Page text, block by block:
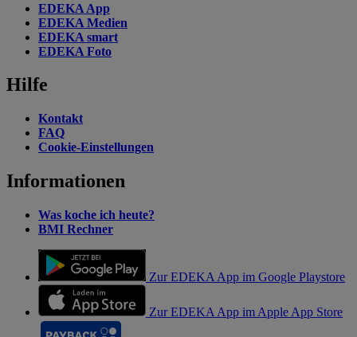
EDEKA App
EDEKA Medien
EDEKA smart
EDEKA Foto
Hilfe
Kontakt
FAQ
Cookie-Einstellungen
Informationen
Was koche ich heute?
BMI Rechner
Zur EDEKA App im Google Playstore
Zur EDEKA App im Apple App Store